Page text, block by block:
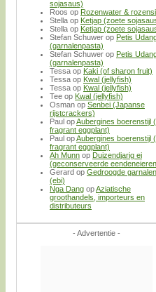
sojasaus)
Roos op Rozenwater &
Stella op Ketjap (zoete
Stella op Ketjap (zoete
Stefan Schuwer op Petis
(garnalenpasta)
Stefan Schuwer op Petis
(garnalenpasta)
Tessa op Kaki (of sharon fruit)
Tessa op Kwal (jellyfish)
Tessa op Kwal (jellyfish)
Tee op Kwal (jellyfish)
Osman op Senbei (Japanse
rijstcrackers)
Paul opAubergines boerenstijl
fragrant eggplant)
Paul opAubergines boerenstijl
fragrant eggplant)
Ah Munn op Duizendjarig ei
(geconserveerde
Gerard op Gedroogde garnalen
(ebi)
Nga Dang opAziatische
groothandels, importeurs en
distributeurs
- Advertentie -